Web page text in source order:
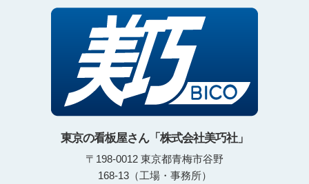
東京の看板屋さん「株式会社美巧社」
〒198-0012 東京都青梅市谷野
168-13（工場・事務所）